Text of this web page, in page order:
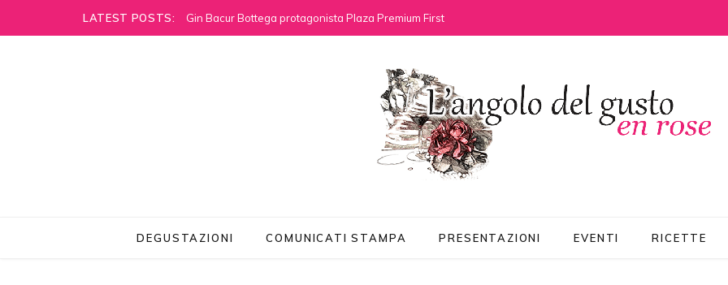
LATEST POSTS: Gin Bacur Bottega protagonista Plaza Premium First
DEGUSTAZIONI COMUNICATI STAMPA PRESENTAZIONI EVENTI RICETTE